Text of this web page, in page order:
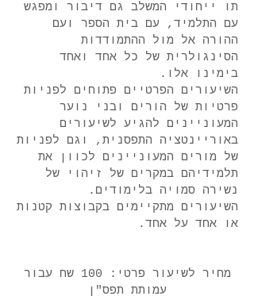
תו ייחודי המשלב גם דיבור ומפגש
עם התלמיד, עם בית הספר ועם
ההורה אל מול ההתמודדות
הסינגולרית של כל אחד ואחד
בימינו אלו.
השיעורים הפרטיים פתוחים לפניות
פרטיות של הורים ובני נוער
המעוניינים להגיע לשיעורים
באוריינטציה התפסנית, וגם לפניות
של מורים המעוניינים לכוון את
תלמידיהם במקרים של זיהוי של
נשירה סמויה בלימודים.
השיעורים מתקיימים בקבוצות קטנות
או אחד על אחד.
מחיר לשיעור פרטי: 100 שח עבור
עמותת תפס"ן